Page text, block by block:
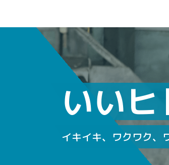
いいヒ
イキイキ、ワクワク、